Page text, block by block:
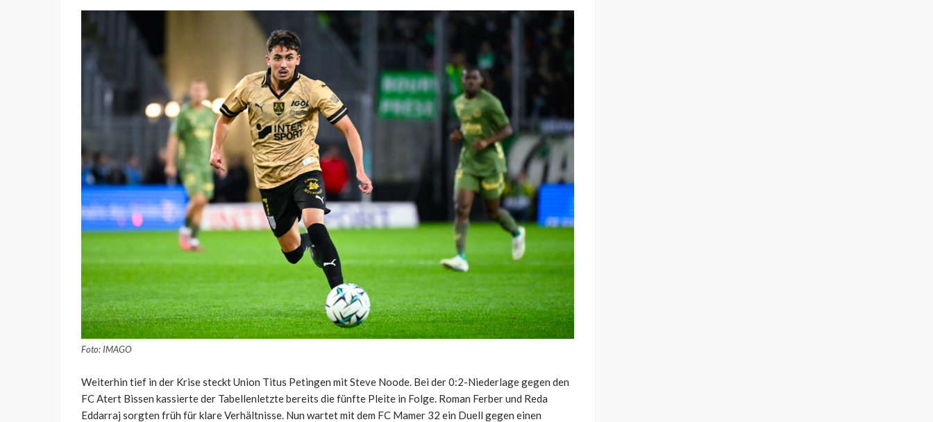
Foto: IMAGO
Weiterhin tief in der Krise steckt Union Titus Petingen mit Steve Noode. Bei der 0:2-Niederlage gegen den
FC Atert Bissen kassierte der Tabellenletzte bereits die fünfte Pleite in Folge. Roman Ferber und Reda
Eddarraj sorgten früh für klare Verhältnisse. Nun wartet mit dem FC Mamer 32 ein Duell gegen einen